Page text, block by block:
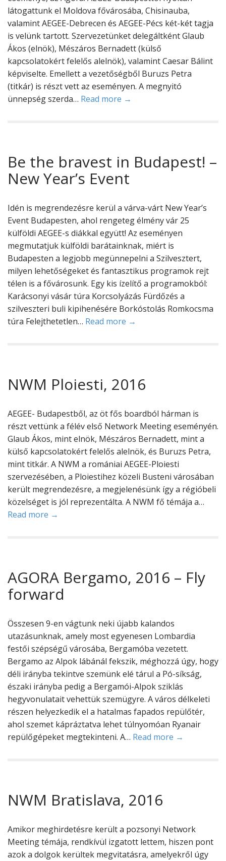
látogattunk el Moldova fővárosába, Chisinauba,
valamint AEGEE-Debrecen és AEGEE-Pécs két-két tagja
is velünk tartott. Szervezetünket delegáltként Glaub
Ákos (elnök), Mészáros Bernadett (külső
kapcsolatokért felelős alelnök), valamint Caesar Bálint
képviselte. Emellett a vezetőségből Buruzs Petra
(titkár) is részt vett az eseményen. A megnyitó
ünnepség szerda… Read more →
Be the bravest in Budapest! –
New Year’s Event
Idén is megrendezésre kerül a várva-várt New Year’s
Event Budapesten, ahol rengeteg élmény vár 25
külföldi AEGEE-s diákkal együtt! Az eseményen
megmutatjuk külföldi barátainknak, miért is
Budapesten a legjobb megünnepelni a Szilvesztert,
milyen lehetőségeket és fantasztikus programok rejt
télen is a fővárosunk. Egy kis ízelítő a programokból:
Karácsonyi vásár túra Korcsolyázás Fürdőzés a
szilveszteri buli kipihenésére Borkóstolás Romkocsma
túra Felejthetetlen… Read more →
NWM Ploiesti, 2016
AEGEE- Budapestből, az öt fős boardból hárman is
részt vettünk a félév első Network Meeting eseményén.
Glaub Ákos, mint elnök, Mészáros Bernadett, mint a
külső kapcsolatokért felelős alelnök, és Buruzs Petra,
mint titkár. A NWM a romániai AEGEE-Ploiesti
szervezésében, a Ploiestihez közeli Busteni városában
került megrendezésre, a megjelenésünk így a régióbeli
közelséget is jól reprezentálta. A NWM fő témája a…
Read more →
AGORA Bergamo, 2016 – Fly
forward
Összesen 9-en vágtunk neki újabb kalandos
utazásunknak, amely most egyenesen Lombardia
festői szépségű városába, Bergamóba vezetett.
Bergamo az Alpok lábánál fekszik, méghozzá úgy, hogy
déli irányba tekintve szemünk elé tárul a Pó-síkság,
északi irányba pedig a Bergamói-Alpok sziklás
hegyvonulatait vehettük szemügyre. A város délkeleti
részen helyezkedik el a hatalmas fapados repülőtér,
ahol szemet kápráztatva lehet túlnyomóan Ryanair
repülőgépeket megtekinteni. A… Read more →
NWM Bratislava, 2016
Amikor meghirdetésre került a pozsonyi Network
Meeting témája, rendkívül izgatott lettem, hiszen pont
azok a dolgok kerültek megvitatásra, amelyekről úgy